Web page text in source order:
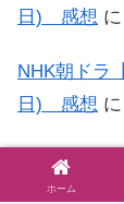
日) 感想 に
NHK朝ドラ
日) 感想 に
NHK朝ド
日) 感想
ホーム